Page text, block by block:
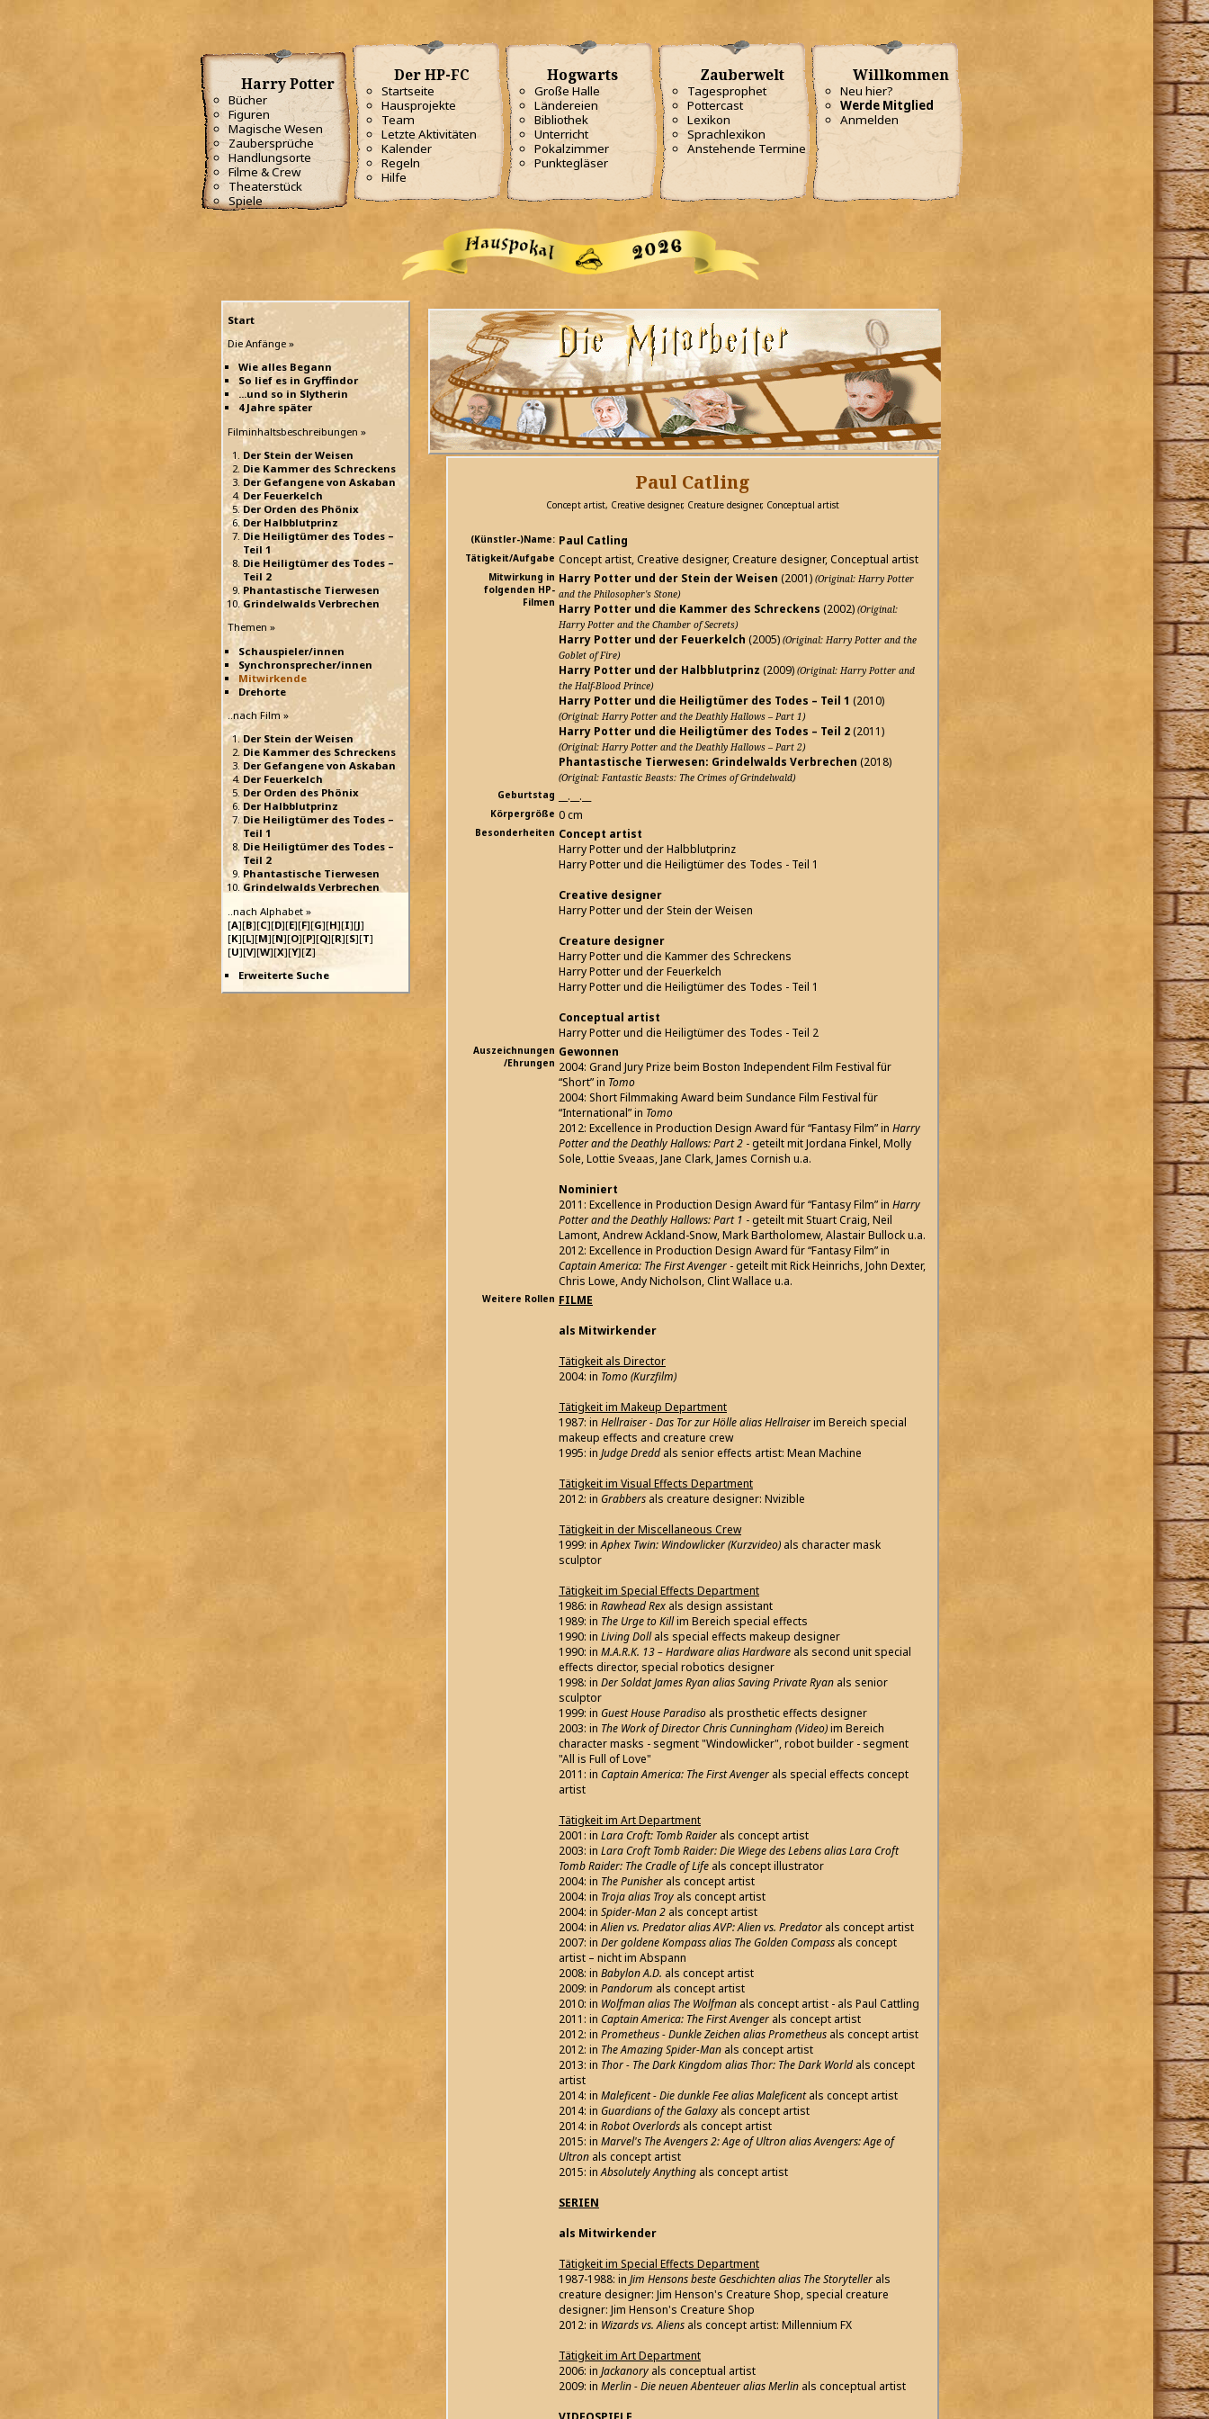
Harry Potter
Bücher
Figuren
Magische Wesen
Zaubersprüche
Handlungsorte
Filme & Crew
Theaterstück
Spiele
Der HP-FC
Startseite
Hausprojekte
Team
Letzte Aktivitäten
Kalender
Regeln
Hilfe
Hogwarts
Große Halle
Ländereien
Bibliothek
Unterricht
Pokalzimmer
Punktegläser
Zauberwelt
Tagesprophet
Pottercast
Lexikon
Sprachlexikon
Anstehende Termine
Willkommen
Neu hier?
Werde Mitglied
Anmelden
Start
Die Anfänge »
Wie alles Begann
So lief es in Gryffindor
...und so in Slytherin
4 Jahre später
Filminhaltsbeschreibungen »
Der Stein der Weisen
Die Kammer des Schreckens
Der Gefangene von Askaban
Der Feuerkelch
Der Orden des Phönix
Der Halbblutprinz
Die Heiligtümer des Todes –
Teil 1
Die Heiligtümer des Todes –
Teil 2
Phantastische Tierwesen
Grindelwalds Verbrechen
Themen »
Schauspieler/innen
Synchronsprecher/innen
Mitwirkende
Drehorte
..nach Film »
Der Stein der Weisen
Die Kammer des Schreckens
Der Gefangene von Askaban
Der Feuerkelch
Der Orden des Phönix
Der Halbblutprinz
Die Heiligtümer des Todes –
Teil 1
Die Heiligtümer des Todes –
Teil 2
Phantastische Tierwesen
Grindelwalds Verbrechen
..nach Alphabet »
[A][B][C][D][E][F][G][H][I][J]
[K][L][M][N][O][P][Q][R][S][T]
[U][V][W][X][Y][Z]
Erweiterte Suche
Paul Catling
Concept artist, Creative designer, Creature designer, Conceptual artist
(Künstler-)Name: Paul Catling
Tätigkeit/Aufgabe Concept artist, Creative designer, Creature designer, Conceptual artist
Mitwirkung in
folgenden HP-
Filmen
Harry Potter und der Stein der Weisen (2001) (Original: Harry Potter
and the Philosopher's Stone)
Harry Potter und die Kammer des Schreckens (2002) (Original:
Harry Potter and the Chamber of Secrets)
Harry Potter und der Feuerkelch (2005) (Original: Harry Potter and the
Goblet of Fire)
Harry Potter und der Halbblutprinz (2009) (Original: Harry Potter and
the Half-Blood Prince)
Harry Potter und die Heiligtümer des Todes – Teil 1 (2010)
(Original: Harry Potter and the Deathly Hallows – Part 1)
Harry Potter und die Heiligtümer des Todes – Teil 2(2011)
(Original: Harry Potter and the Deathly Hallows – Part 2)
Phantastische Tierwesen: Grindelwalds Verbrechen (2018)
(Original: Fantastic Beasts: The Crimes of Grindelwald)
Geburtstag
__.__.__
Körpergröße 0 cm
Besonderheiten Concept artist
Harry Potter und der Halbblutprinz
Harry Potter und die Heiligtümer des Todes - Teil 1
Creative designer
Harry Potter und der Stein der Weisen
Creature designer
Harry Potter und die Kammer des Schreckens
Harry Potter und der Feuerkelch
Harry Potter und die Heiligtümer des Todes - Teil 1
Conceptual artist
Harry Potter und die Heiligtümer des Todes - Teil 2
Auszeichnungen
/Ehrungen
Gewonnen
2004: Grand Jury Prize beim Boston Independent Film Festival für
“Short” in Tomo
2004: Short Filmmaking Award beim Sundance Film Festival für
“International” in Tomo
2012: Excellence in Production Design Award für “Fantasy Film” in Harry
Potter and the Deathly Hallows: Part 2 - geteilt mit Jordana Finkel, Molly
Sole, Lottie Sveaas, Jane Clark, James Cornish u.a.
Nominiert
2011: Excellence in Production Design Award für “Fantasy Film” in Harry
Potter and the Deathly Hallows: Part 1 - geteilt mit Stuart Craig, Neil
Lamont, Andrew Ackland-Snow, Mark Bartholomew, Alastair Bullock u.a.
2012: Excellence in Production Design Award für “Fantasy Film” in
Captain America: The First Avenger - geteilt mit Rick Heinrichs, John Dexter,
Chris Lowe, Andy Nicholson, Clint Wallace u.a.
Weitere Rollen FILME
als Mitwirkender
Tätigkeit als Director
2004: in Tomo (Kurzfilm)
Tätigkeit im Makeup Department
1987: in Hellraiser - Das Tor zur Hölle alias Hellraiserim Bereich special
makeup effects and creature crew
1995: in Judge Dredd als senior effects artist: Mean Machine
Tätigkeit im Visual Effects Department
2012: in Grabbers als creature designer: Nvizible
Tätigkeit in der Miscellaneous Crew
1999: inAphex Twin: Windowlicker (Kurzvideo) als character mask
sculptor
Tätigkeit im Special Effects Department
1986: in Rawhead Rex als design assistant
1989: in The Urge to Killim Bereich special effects
1990: in Living Dollals special effects makeup designer
1990: in M.A.R.K. 13 – Hardware alias Hardware als second unit special
effects director, special robotics designer
1998: in Der Soldat James Ryan alias Saving Private Ryan als senior
sculptor
1999: in Guest House Paradiso als prosthetic effects designer
2003: in The Work of Director Chris Cunningham (Video)im Bereich
character masks - segment "Windowlicker", robot builder - segment
"All is Full of Love"
2011: in Captain America: The First Avenger als special effects concept
artist
Tätigkeit im Art Department
2001: in Lara Croft: Tomb Raider als concept artist
2003: in Lara Croft Tomb Raider: Die Wiege des Lebens alias Lara Croft
Tomb Raider: The Cradle of Life als concept illustrator
2004: in The Punisher als concept artist
2004: in Troja alias Troy als concept artist
2004: in Spider-Man 2 als concept artist
2004: inAlien vs. Predator alias AVP: Alien vs. Predator als concept artist
2007: in Der goldene Kompass alias The Golden Compass als concept
artist – nicht im Abspann
2008: in Babylon A.D. als concept artist
2009: in Pandorum als concept artist
2010: in Wolfman alias The Wolfman als concept artist - als Paul Cattling
2011: in Captain America: The First Avenger als concept artist
2012: in Prometheus - Dunkle Zeichen alias Prometheus als concept artist
2012: in The Amazing Spider-Man als concept artist
2013: in Thor - The Dark Kingdom alias Thor: The Dark World als concept
artist
2014: in Maleficent - Die dunkle Fee alias Maleficentals concept artist
2014: in Guardians of the Galaxy als concept artist
2014: in Robot Overlords als concept artist
2015: in Marvel's The Avengers 2: Age of Ultron alias Avengers: Age of
Ultron als concept artist
2015: inAbsolutely Anything als concept artist
SERIEN
als Mitwirkender
Tätigkeit im Special Effects Department
1987-1988: in Jim Hensons beste Geschichten alias The Storyteller als
creature designer: Jim Henson's Creature Shop, special creature
designer: Jim Henson's Creature Shop
2012: in Wizards vs. Aliens als concept artist: Millennium FX
Tätigkeit im Art Department
2006: in Jackanory als conceptual artist
2009: in Merlin - Die neuen Abenteuer alias Merlin als conceptual artist